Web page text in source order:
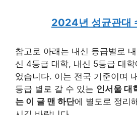
2024년 성균관대
참고로 아래는 내신 등급별로
신 4등급 대학, 내신 5등급 대
었습니다. 이는 전국 기준이며
등급 별로 갈 수 있는 인서울 대
는 이 글 맨 하단에 별도로 정리